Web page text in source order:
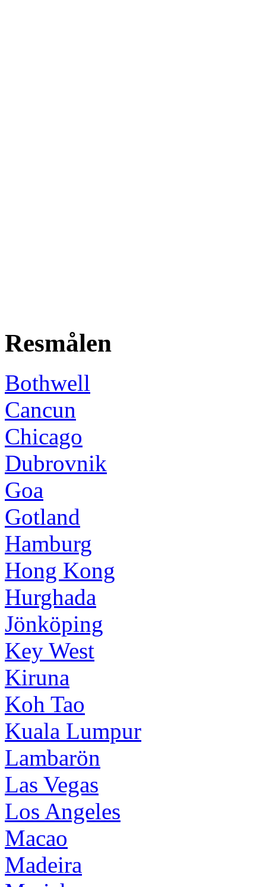
Resmålen
Bothwell
Cancun
Chicago
Dubrovnik
Goa
Gotland
Hamburg
Hong Kong
Hurghada
Jönköping
Key West
Kiruna
Koh Tao
Kuala Lumpur
Lambarön
Las Vegas
Los Angeles
Macao
Madeira